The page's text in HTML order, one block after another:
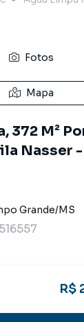
Fotos
Mapa
372 M²
Nasser -
Grande/MS
516557
R$